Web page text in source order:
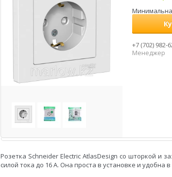
+7 (702) 982-
Менеджер
Розетка Schneider Electric AtlasDesign со шторкой и
силой тока до 16 А. Она проста в установке и удобна